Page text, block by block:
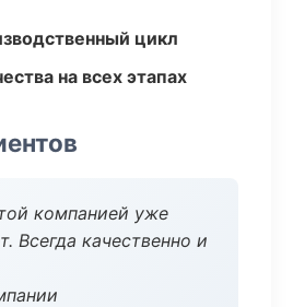
цикл
на всех этапах
компанией уже
Всегда качественно и